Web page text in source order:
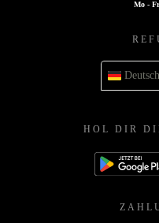
Mo - Fr
HOL DIR